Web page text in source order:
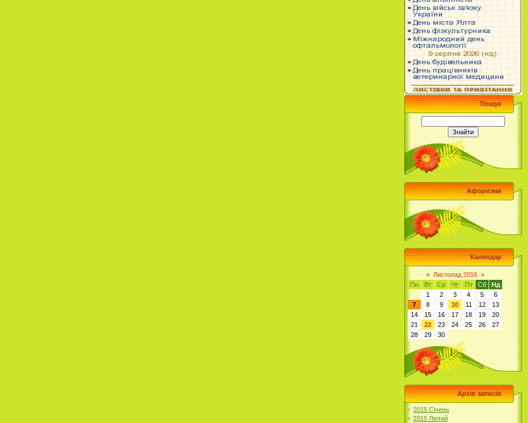
Пошук
Афоризми
Календар
« Листопад 2016 »
Пн
Вт Ср Чт Пт Сб
Нд
1
2 3 4 5
6
7
8 9 10 11 12
13
14
15 16 17 18 19
20
21
22 23 24 25 26
27
28
29 30
Архів записів
2015 Січень
2015 Лютий